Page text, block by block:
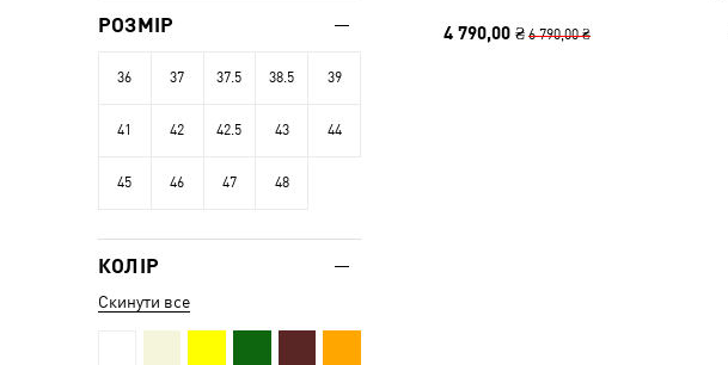
4 790,00 ₴ 6 790,00 ₴
РОЗМІР
36 37 37.5 38.5 39
41 42 42.5 43 44
45 46 47 48
КОЛІР
Скинути все